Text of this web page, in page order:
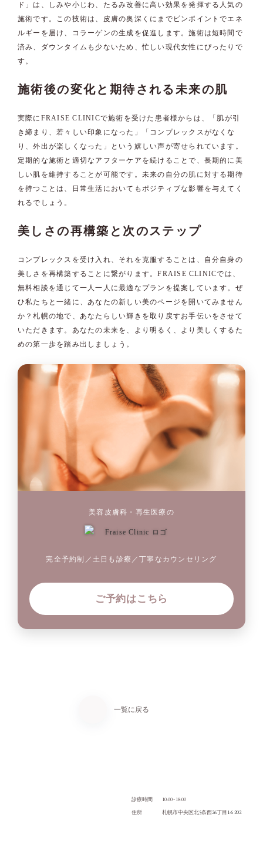
ド」は、しみや小じわ、たるみ改善に高い効果を発揮する人気の
施術です。この技術は、皮膚の奥深くにまでピンポイントでエネ
ルギーを届け、コラーゲンの生成を促進します。施術は短時間で
済み、ダウンタイムも少ないため、忙しい現代女性にぴったりで
す。
施術後の変化と期待される未来の肌
実際にFRAISE CLINICで施術を受けた患者様からは、「肌が引
き締まり、若々しい印象になった」「コンプレックスがなくな
り、外出が楽しくなった」という嬉しい声が寄せられています。
定期的な施術と適切なアフターケアを続けることで、長期的に美
しい肌を維持することが可能です。未来の自分の肌に対する期待
を持つことは、日常生活においてもポジティブな影響を与えてく
れるでしょう。
美しさの再構築と次のステップ
コンプレックスを受け入れ、それを克服することは、自分自身の
美しさを再構築することに繋がります。FRAISE CLINICでは、
無料相談を通じて一人一人に最適なプランを提案しています。ぜ
ひ私たちと一緒に、あなたの新しい美のページを開いてみません
か？札幌の地で、あなたらしい輝きを取り戻すお手伝いをさせて
いただきます。あなたの未来を、より明るく、より美しくするた
めの第一歩を踏み出しましょう。
美容皮膚科・再生医療の
完全予約制／土日も診療／丁寧なカウンセリング
ご予約はこちら
一覧に戻る
診療時間 10:00~18:00
住所 札幌市中央区北5条西26丁目 1-6 202